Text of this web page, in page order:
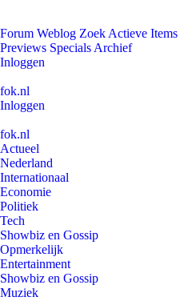
Forum Weblog Zoek Actieve Items
Previews Specials Archief
Inloggen
fok.nl
Inloggen
fok.nl
Actueel
Nederland
Internationaal
Economie
Politiek
Tech
Showbiz en Gossip
Opmerkelijk
Entertainment
Showbiz en Gossip
Muziek